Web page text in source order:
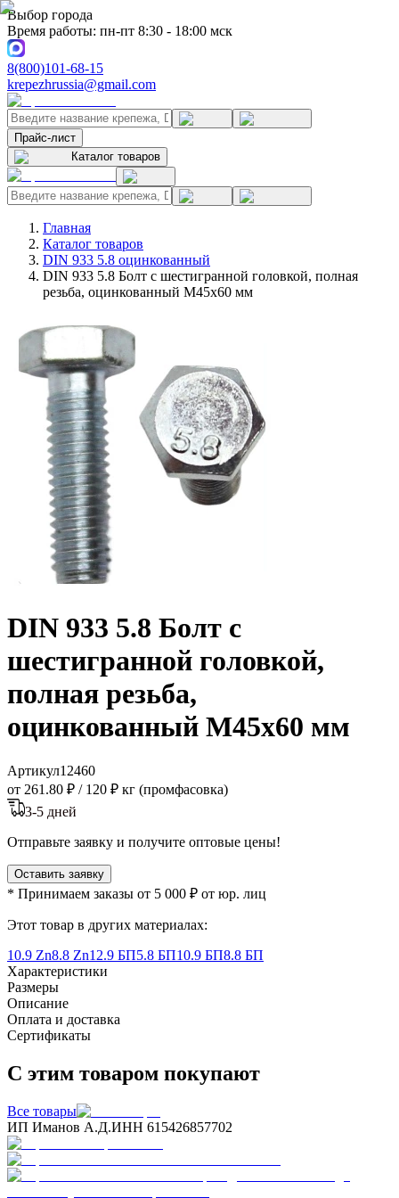
Выбор города
Время работы: пн-пт 8:30 - 18:00 мск
8(800)101-68-15
krepezhrussia@gmail.com
Прайс-лист
Каталог товаров
Главная
Каталог товаров
DIN 933 5.8 оцинкованный
DIN 933 5.8 Болт с шестигранной головкой, полная
резьба, оцинкованный M45x60 мм
DIN 933 5.8 Болт с
шестигранной головкой,
полная резьба,
оцинкованный M45x60 мм
Артикул12460
от 261.80 ₽ / 120 ₽ кг (промфасовка)
3-5 дней
Отправьте заявку и получите оптовые цены!
Оставить заявку
* Принимаем заказы от 5 000 ₽ от юр. лиц
Этот товар в других материалах:
10.9 Zn8.8 Zn12.9 БП5.8 БП10.9 БП8.8 БП
Характеристики
Размеры
Описание
Оплата и доставка
Сертификаты
С этим товаром покупают
Все товары
ИП Иманов А.Д.ИНН 615426857702